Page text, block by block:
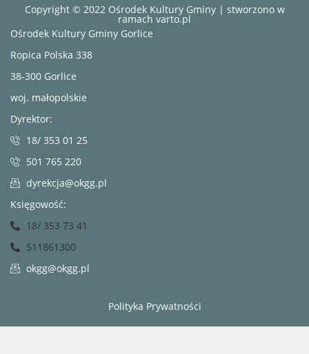
Copyright © 2022 Ośrodek Kultury Gminy | stworzono w
ramach varto.pl
Ośrodek Kultury Gminy Gorlice
Ropica Polska 338
38-300 Gorlice
woj. małopolskie
Dyrektor:
18/ 353 01 25
501 765 220
dyrekcja@okgg.pl
Księgowość:
18/ 353 73 41
511861300
okgg@okgg.pl
Polityka Prywatności